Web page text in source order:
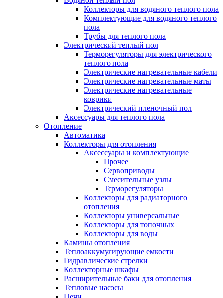
Коллекторы для водяного теплого пола
Комплектующие для водяного теплого
пола
Трубы для теплого пола
Электрический теплый пол
Терморегуляторы для электрического
теплого пола
Электрические нагревательные кабели
Электрические нагревательные маты
Электрические нагревательные
коврики
Электрический пленочный пол
Аксессуары для теплого пола
Отопление
Автоматика
Коллекторы для отопления
Аксессуары и комплектующие
Прочее
Сервоприводы
Смесительные узлы
Терморегуляторы
Коллекторы для радиаторного
отопления
Коллекторы универсальные
Коллекторы для топочных
Коллекторы для воды
Камины отопления
Теплоаккумулирующие емкости
Гидравлические стрелки
Коллекторные шкафы
Расширительные баки для отопления
Тепловые насосы
Печи